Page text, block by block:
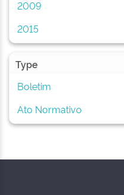
2009
2015
Type
Boletim
Ato Normativo